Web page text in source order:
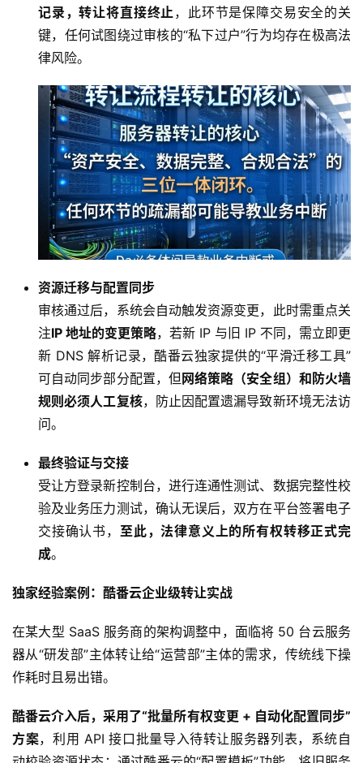
首
页
产
品
与
记录，转让将直接终止，此环节是保障交易安全的关
键，任何试图绕过审核的“私下过户”行为均存在极高法
律风险。
资源迁移与配置同步
审核通过后，系统会自动触发资源变更，此时需重点关
注IP 地址的变更策略，若新 IP 与旧 IP 不同，需立即更
新 DNS 解析记录，酷番云独家提供的“平滑迁移工具”
可自动同步部分配置，但 网络策略（安全组）和防火墙
规则必须人工复核，防止因配置遗漏导致新环境无法访
问。
最终验证与交接
受让方登录新控制台，进行连通性测试、数据完整性校
验及业务压力测试，确认无误后，双方在平台签署电子
交接确认书， 至此，法律意义上的所有权转移正式完
成。
独家经验案例：酷番云企业级转让实战
在某大型 SaaS 服务商的架构调整中，面临将 50 台云服务
器从“研发部”主体转让给“运营部”主体的需求，传统线下操
作耗时且易出错。
酷番云介入后，采用了“批量所有权变更 + 自动化配置同步”
方案，利用 API 接口批量导入待转让服务器列表，系统自